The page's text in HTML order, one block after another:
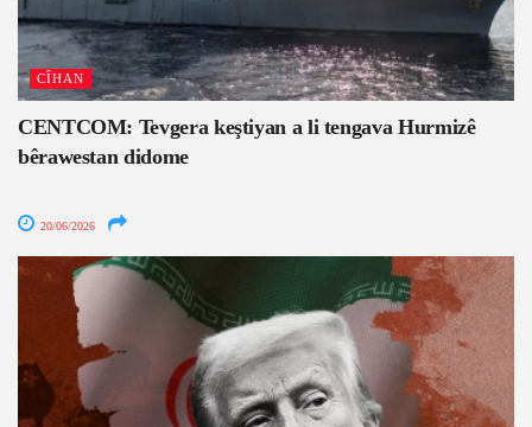
CÎHAN
CENTCOM: Tevgera keştiyan a li tengava Hurmizê
bêrawestan didome
20/06/2026